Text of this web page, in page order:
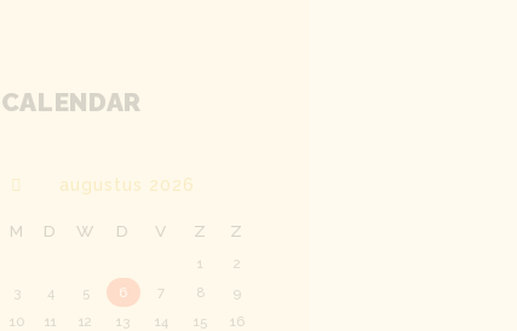
CALENDAR
augustus 2026
M D W D V Z Z
1
2
3
4 5 6 7 8
9
10
11 12 13 14 15
16